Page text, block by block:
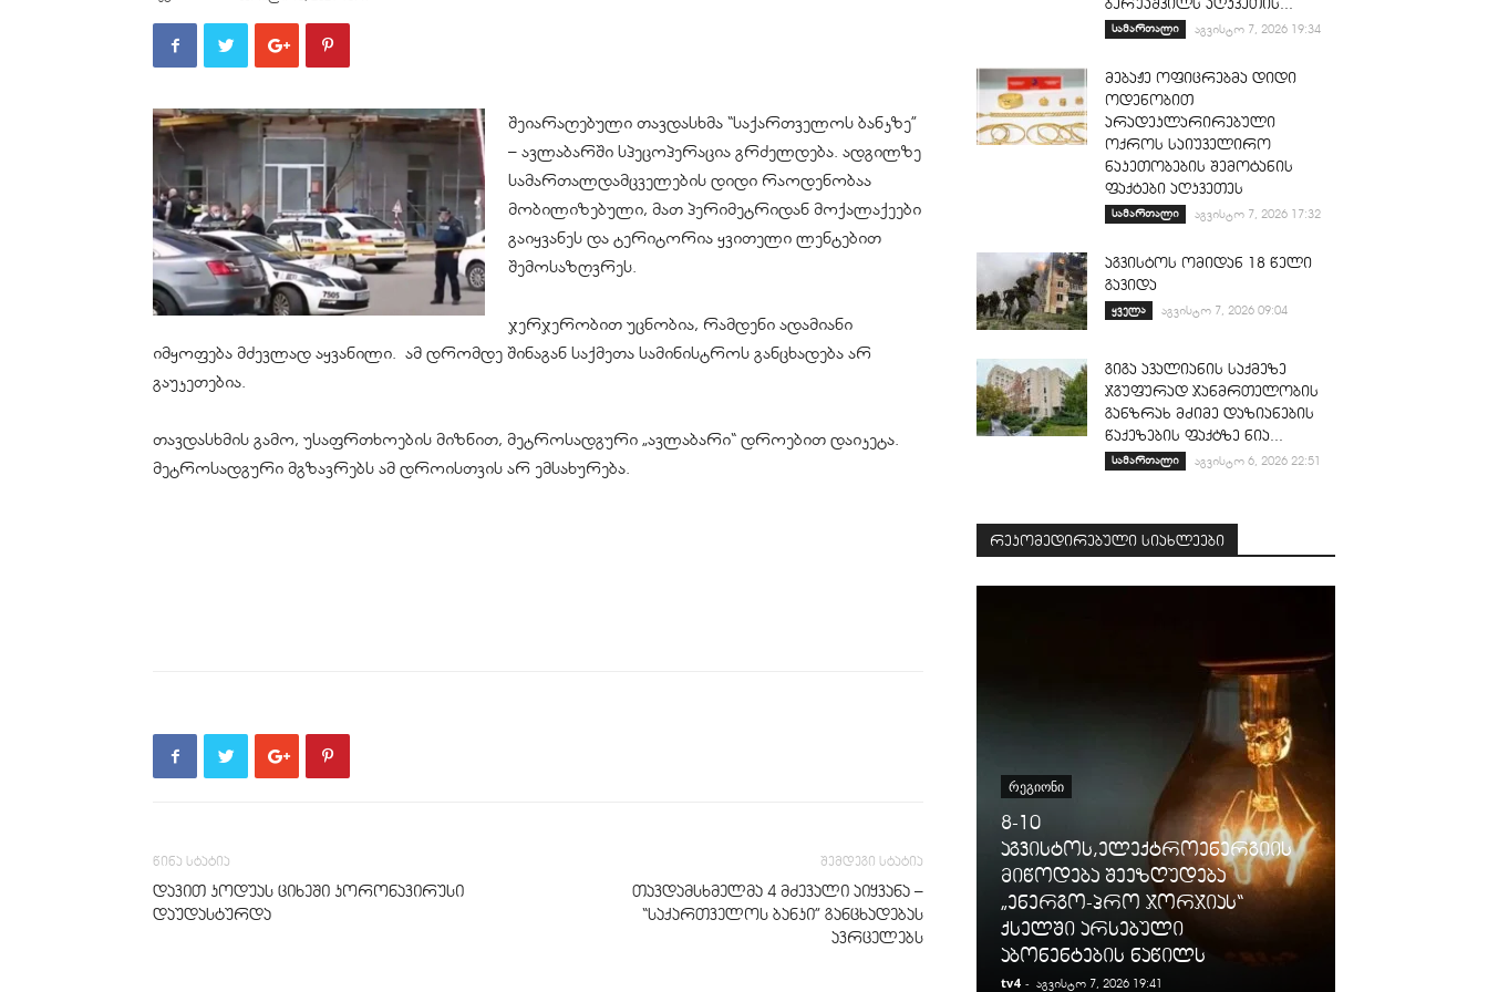
შეიარაღებული თავდასხმა “საქართველოს ბანკზე”
– ავლაბარში სპეცოპერაცია გრძელდება. ადგილზე
სამართალდამცველების დიდი რაოდენობაა
მობილიზებული, მათ პერიმეტრიდან მოქალაქეები
გაიყვანეს და ტერიტორია ყვითელი ლენტებით
შემოსაზღვრეს.
ჯერჯერობით უცნობია, რამდენი ადამიანი
იმყოფება მძევლად აყვანილი. ამ დრომდე შინაგან საქმეთა სამინისტროს განცხადება არ
გაუკეთებია.
თავდასხმის გამო, უსაფრთხოების მიზნით, მეტროსადგური „ავლაბარი“ დროებით დაიკეტა.
მეტროსადგური მგზავრებს ამ დროისთვის არ ემსახურება.
წინა სტატია
დავით კოდუას ციხეში კორონავირუსი
დაუდასტურდა
შემდეგი სტატია
თავდამსხმელმა 4 მძევალი აიყვანა –
“საქართველოს ბანკი” განცხადებას
ავრცელებს
ბერუაშვილს აღკვეთის...
სამართალი აგვისტო 7, 2026 19:34
მებაჟე ოფიცრებმა დიდი
ოდენობით
არადეკლარირებული
ოქროს საიუველირო
ნაკეთობების შემოტანის
ფაქტები აღკვეთეს
სამართალი აგვისტო 7, 2026 17:32
აგვისტოს ომიდან 18 წელი
გავიდა
ყველა აგვისტო 7, 2026 09:04
გიგა ავალიანის საქმეზე
ჯგუფურად ჯანმრთელობის
განზრახ მძიმე დაზიანების
წაქეზების ფაქტზე ნია...
სამართალი აგვისტო 6, 2026 22:51
რეკომედირებული სიახლეები
ᲠᲔᲒᲘᲝᲜᲘ
8-10
აგვისტოს,ელექტროენერგიის
მიწოდება შეეზღუდება
„ენერგო-პრო ჯორჯიას“
ქსელში არსებული
აბონენტების ნაწილს
tv4 - აგვისტო 7, 2026 19:41